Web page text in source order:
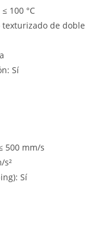
100 °C
texturizado de doble
Sí
500 mm/s
s²
Sí